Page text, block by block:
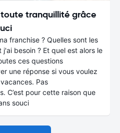
tranquillité grâce
franchise ? Quelles sont les
besoin ? Et quel est alors le
ces questions
une réponse si vous voulez
Pas
C’est pour cette raison que
souci